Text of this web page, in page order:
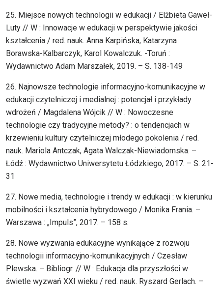
25. Miejsce nowych technologii w edukacji / Elżbieta Gaweł-
Luty // W : Innowacje w edukacji w perspektywie jakości
kształcenia / red. nauk. Anna Karpińska, Katarzyna
Borawska-Kalbarczyk, Karol Kowalczuk. -Toruń :
Wydawnictwo Adam Marszałek, 2019. – S. 138-149
26. Najnowsze technologie informacyjno-komunikacyjne w
edukacji czytelniczej i medialnej : potencjał i przykłady
wdrożeń / Magdalena Wójcik // W : Nowoczesne
technologie czy tradycyjne metody? : o tendencjach w
krzewieniu kultury czytelniczej młodego pokolenia / red.
nauk. Mariola Antczak, Agata Walczak-Niewiadomska. –
Łódź : Wydawnictwo Uniwersytetu Łódzkiego, 2017. – S. 21-
31
27. Nowe media, technologie i trendy w edukacji : w kierunku
mobilności i kształcenia hybrydowego / Monika Frania. –
Warszawa : „Impuls”, 2017. – 158 s.
28. Nowe wyzwania edukacyjne wynikające z rozwoju
technologii informacyjno-komunikacyjnych / Czesław
Plewska. – Bibliogr. // W : Edukacja dla przyszłości w
świetle wyzwań XXI wieku / red. nauk. Ryszard Gerlach. –